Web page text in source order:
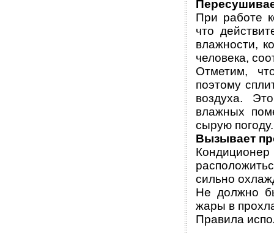
При работе
что
влажности,
человека,
Отметим,
поэтому
воздуха.
влажных
сырую погоду.
Вызывает
сильно
Не должно
жары в
Правила